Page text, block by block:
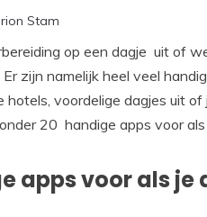
Stam
op een dagje uit of
zijn namelijk heel veel
voordelige dagjes uit
20 handige apps voor
apps voor als je